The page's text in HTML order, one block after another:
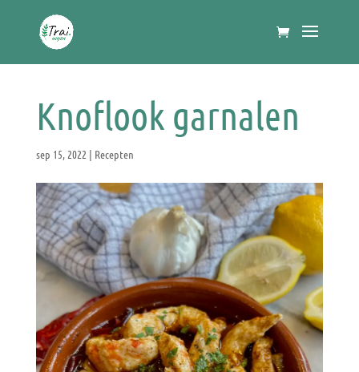
Knoflook garnalen
sep 15, 2022 | Recepten